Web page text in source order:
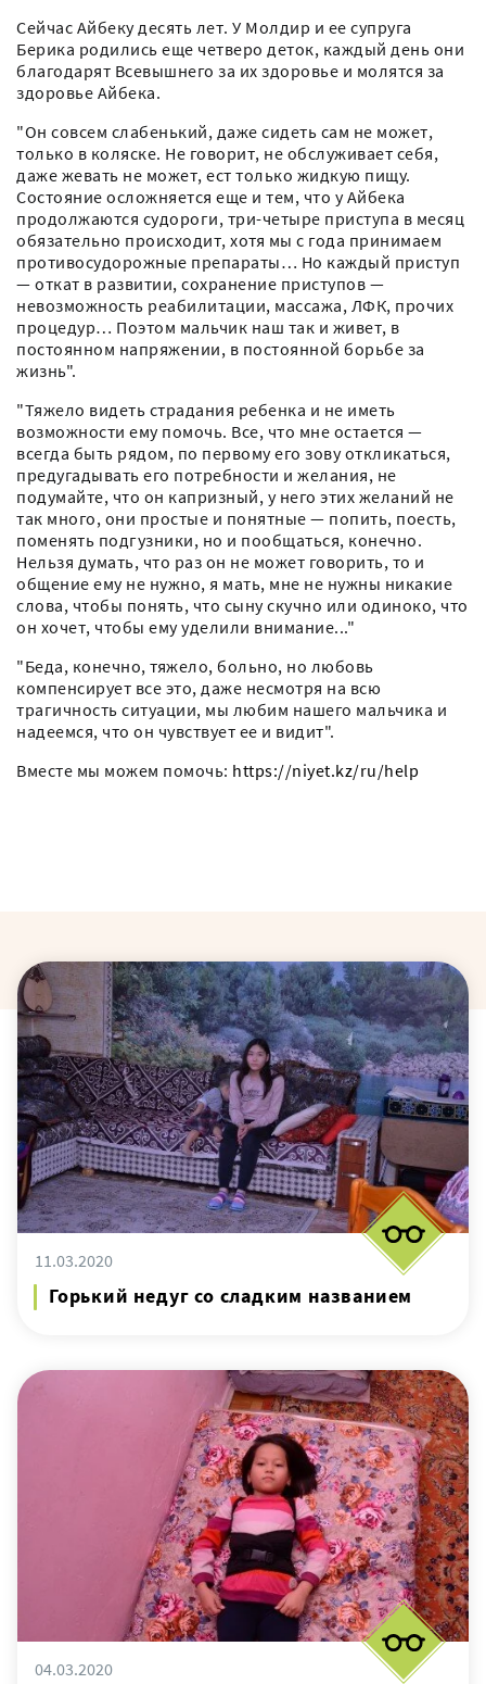
Сейчас Айбеку десять лет. У Молдир и ее супруга
Берика родились еще четверо деток, каждый день они
благодарят Всевышнего за их здоровье и молятся за
здоровье Айбека.
"Он совсем слабенький, даже сидеть сам не может,
только в коляске. Не говорит, не обслуживает себя,
даже жевать не может, ест только жидкую пищу.
Состояние осложняется еще и тем, что у Айбека
продолжаются судороги, три-четыре приступа в месяц
обязательно происходит, хотя мы с года принимаем
противосудорожные препараты… Но каждый приступ
— откат в развитии, сохранение приступов —
невозможность реабилитации, массажа, ЛФК, прочих
процедур… Поэтом мальчик наш так и живет, в
постоянном напряжении, в постоянной борьбе за
жизнь".
"Тяжело видеть страдания ребенка и не иметь
возможности ему помочь. Все, что мне остается —
всегда быть рядом, по первому его зову откликаться,
предугадывать его потребности и желания, не
подумайте, что он капризный, у него этих желаний не
так много, они простые и понятные — попить, поесть,
поменять подгузники, но и пообщаться, конечно.
Нельзя думать, что раз он не может говорить, то и
общение ему не нужно, я мать, мне не нужны никакие
слова, чтобы понять, что сыну скучно или одиноко, что
он хочет, чтобы ему уделили внимание..."
"Беда, конечно, тяжело, больно, но любовь
компенсирует все это, даже несмотря на всю
трагичность ситуации, мы любим нашего мальчика и
надеемся, что он чувствует ее и видит".
Вместе мы можем помочь: https://niyet.kz/ru/help
11.03.2020
Горький недуг со сладким названием
04.03.2020